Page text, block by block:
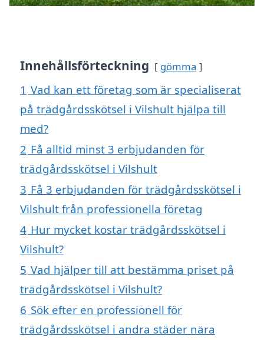
Innehållsförteckning gömma
1 Vad kan ett företag som är specialiserat
på trädgårdsskötsel i Vilshult hjälpa till
med?
2 Få alltid minst 3 erbjudanden för
trädgårdsskötsel i Vilshult
3 Få 3 erbjudanden för trädgårdsskötsel i
Vilshult från professionella företag
4 Hur mycket kostar trädgårdsskötsel i
Vilshult?
5 Vad hjälper till att bestämma priset på
trädgårdsskötsel i Vilshult?
6 Sök efter en professionell för
trädgårdsskötsel i andra städer nära